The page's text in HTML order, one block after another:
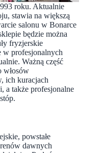
roku. Aktualnie
stawia na większą
salonu w Bonarce
będzie można
fryzjerskie
w profesjonalnych
Ważną część
włosów
ich kuracjach
a także profesjonalne
powstałe
dawnych